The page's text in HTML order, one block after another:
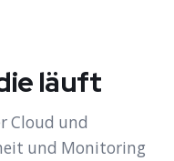
läuft
Cloud und
und Monitoring